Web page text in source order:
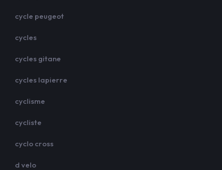
cycle peugeot
cycles
cycles gitane
cycles lapierre
cyclisme
cycliste
cyclo cross
d velo